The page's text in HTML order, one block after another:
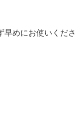
早めにお使いくださ